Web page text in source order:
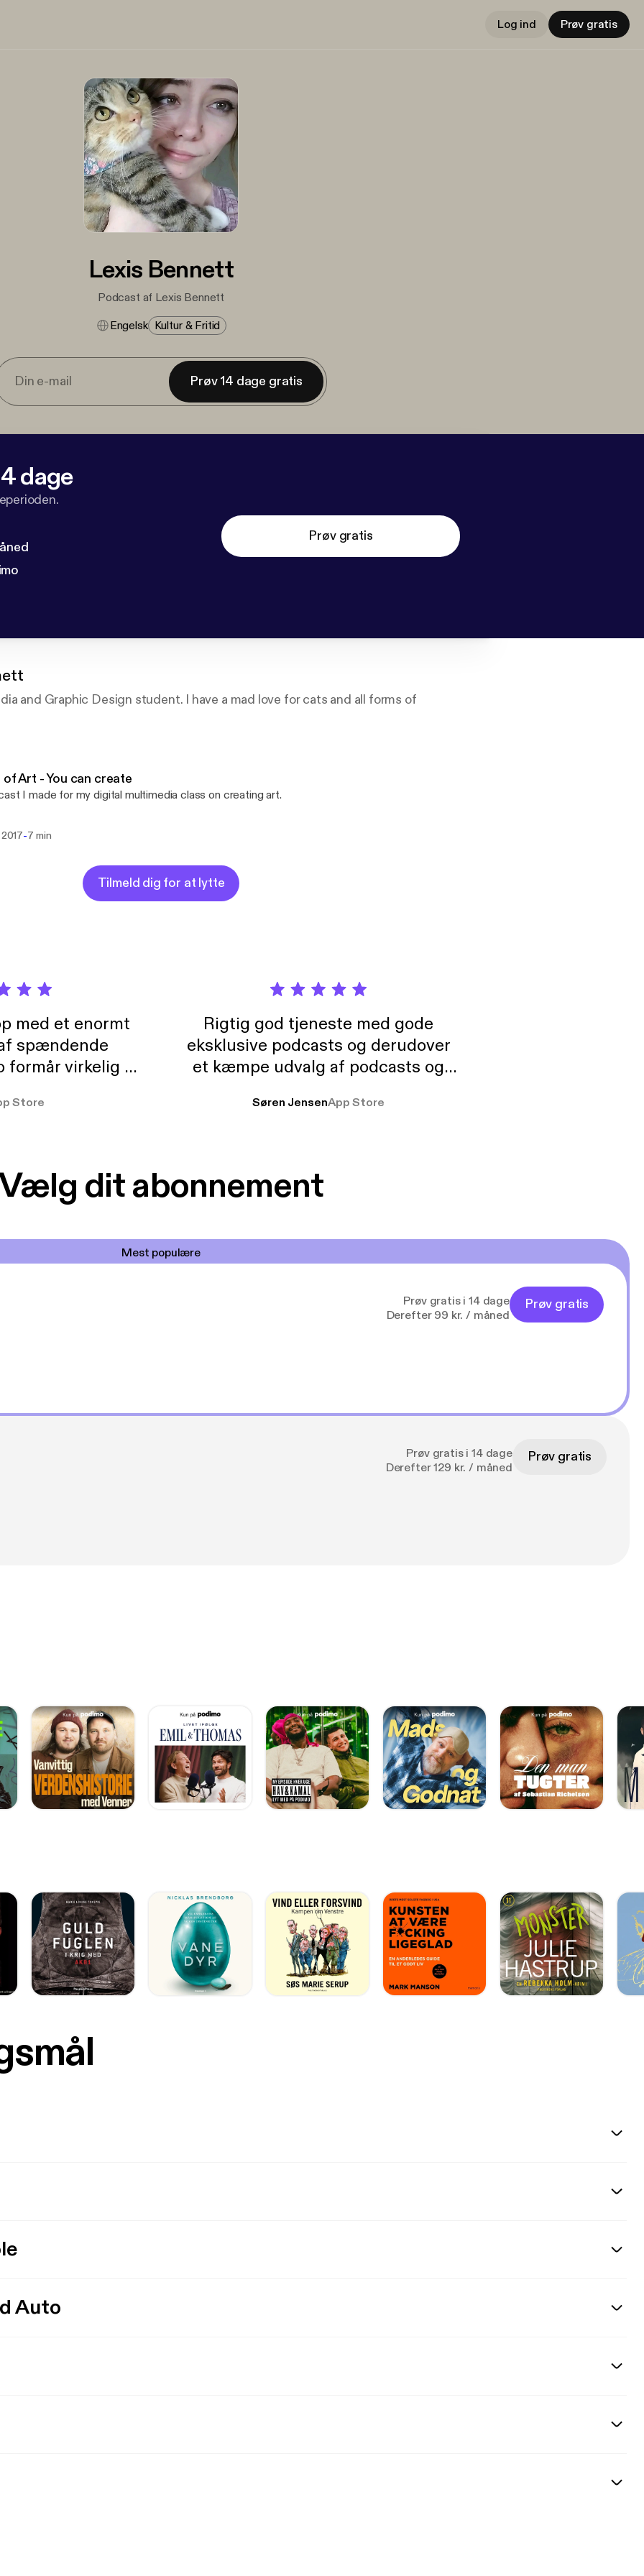
Log ind Prøv gratis
Lexis Bennett
Podcast af Lexis Bennett
Engelsk Kultur & Fritid
Prøv 14 dage gratis
dage
Prøv gratis
and Graphic Design student. I have a mad love for cats and all forms of
Art - You can create
I made for my digital multimedia class on creating art.
-7 min
Tilmeld dig for at lytte
med et enormt
spændende
formår virkelig at
At der så også
Store
Rigtig god tjeneste med gode
eksklusive podcasts og derudover
et kæmpe udvalg af podcasts og
ikke andet så udelukkende pga
Søren JensenApp Store
dit abonnement
Mest populære
Prøv gratis i 14 dage
Derefter 99 kr. / måned
Prøv gratis
Prøv gratis i 14 dage
Derefter 129 kr. / måned
Prøv gratis
Auto